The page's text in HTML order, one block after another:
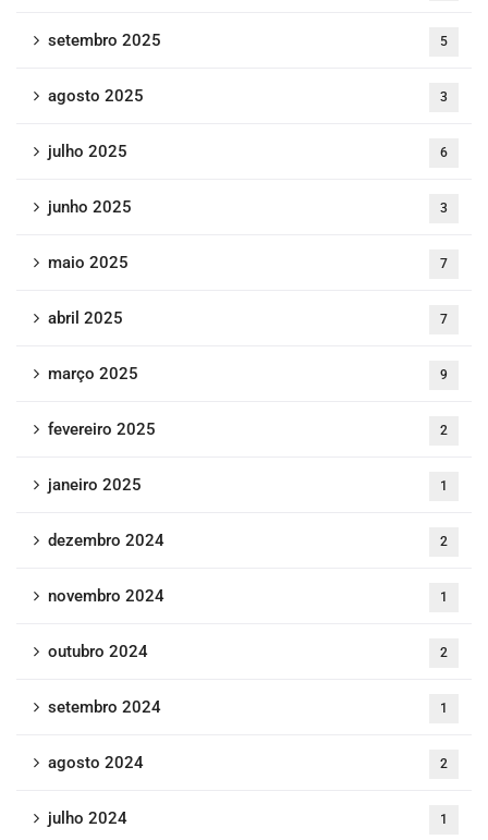
setembro 2025 5
agosto 2025 3
julho 2025 6
junho 2025 3
maio 2025 7
abril 2025 7
março 2025 9
fevereiro 2025 2
janeiro 2025 1
dezembro 2024 2
novembro 2024 1
outubro 2024 2
setembro 2024 1
agosto 2024 2
julho 2024 1